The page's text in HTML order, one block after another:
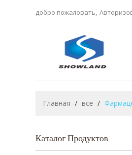
добро пожаловать,
Главная / все /
Каталог Продуктов